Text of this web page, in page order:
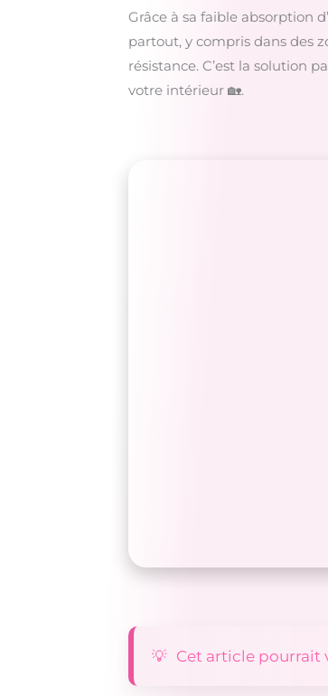
Grâce à sa faible absorption
partout, y compris dans des
résistance. C’est la solution
votre intérieur 🏡.
Cet article pourrait